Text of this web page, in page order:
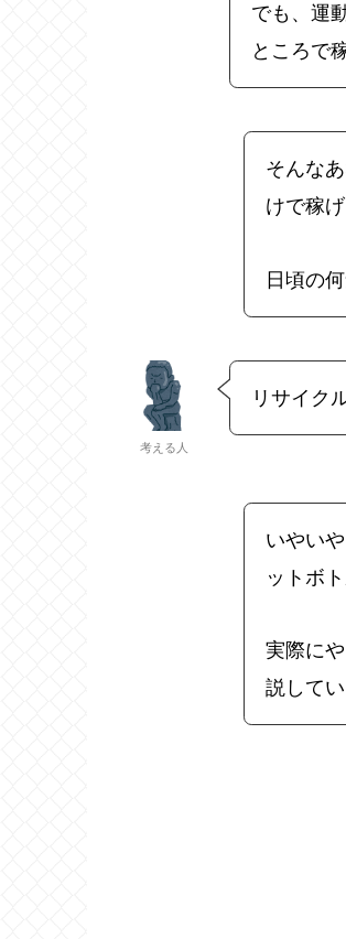
でも、運
ところで
そんな
けで稼
日頃の
考える人
リサイク
いやい
ットボ
実際に
説して